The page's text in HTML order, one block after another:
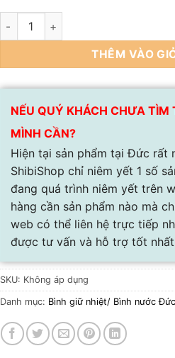
Khay đựng dụng cụ Joseph
THÊM VÀO
NẾU QUÝ KHÁCH CHƯA TÌM
MÌNH CẦN?
Hiện tại sản phẩm tại Đức rất
ShibiShop chỉ niêm yết 1 số
đang quá trình niêm yết trên
hàng cần sản phẩm nào mà
web có thể liên hệ trực tiếp
được tư vấn và hỗ trợ tốt nhất
SKU: Không áp dụng
Danh mục: Bình giữ nhiệt/ Bình nước Đức